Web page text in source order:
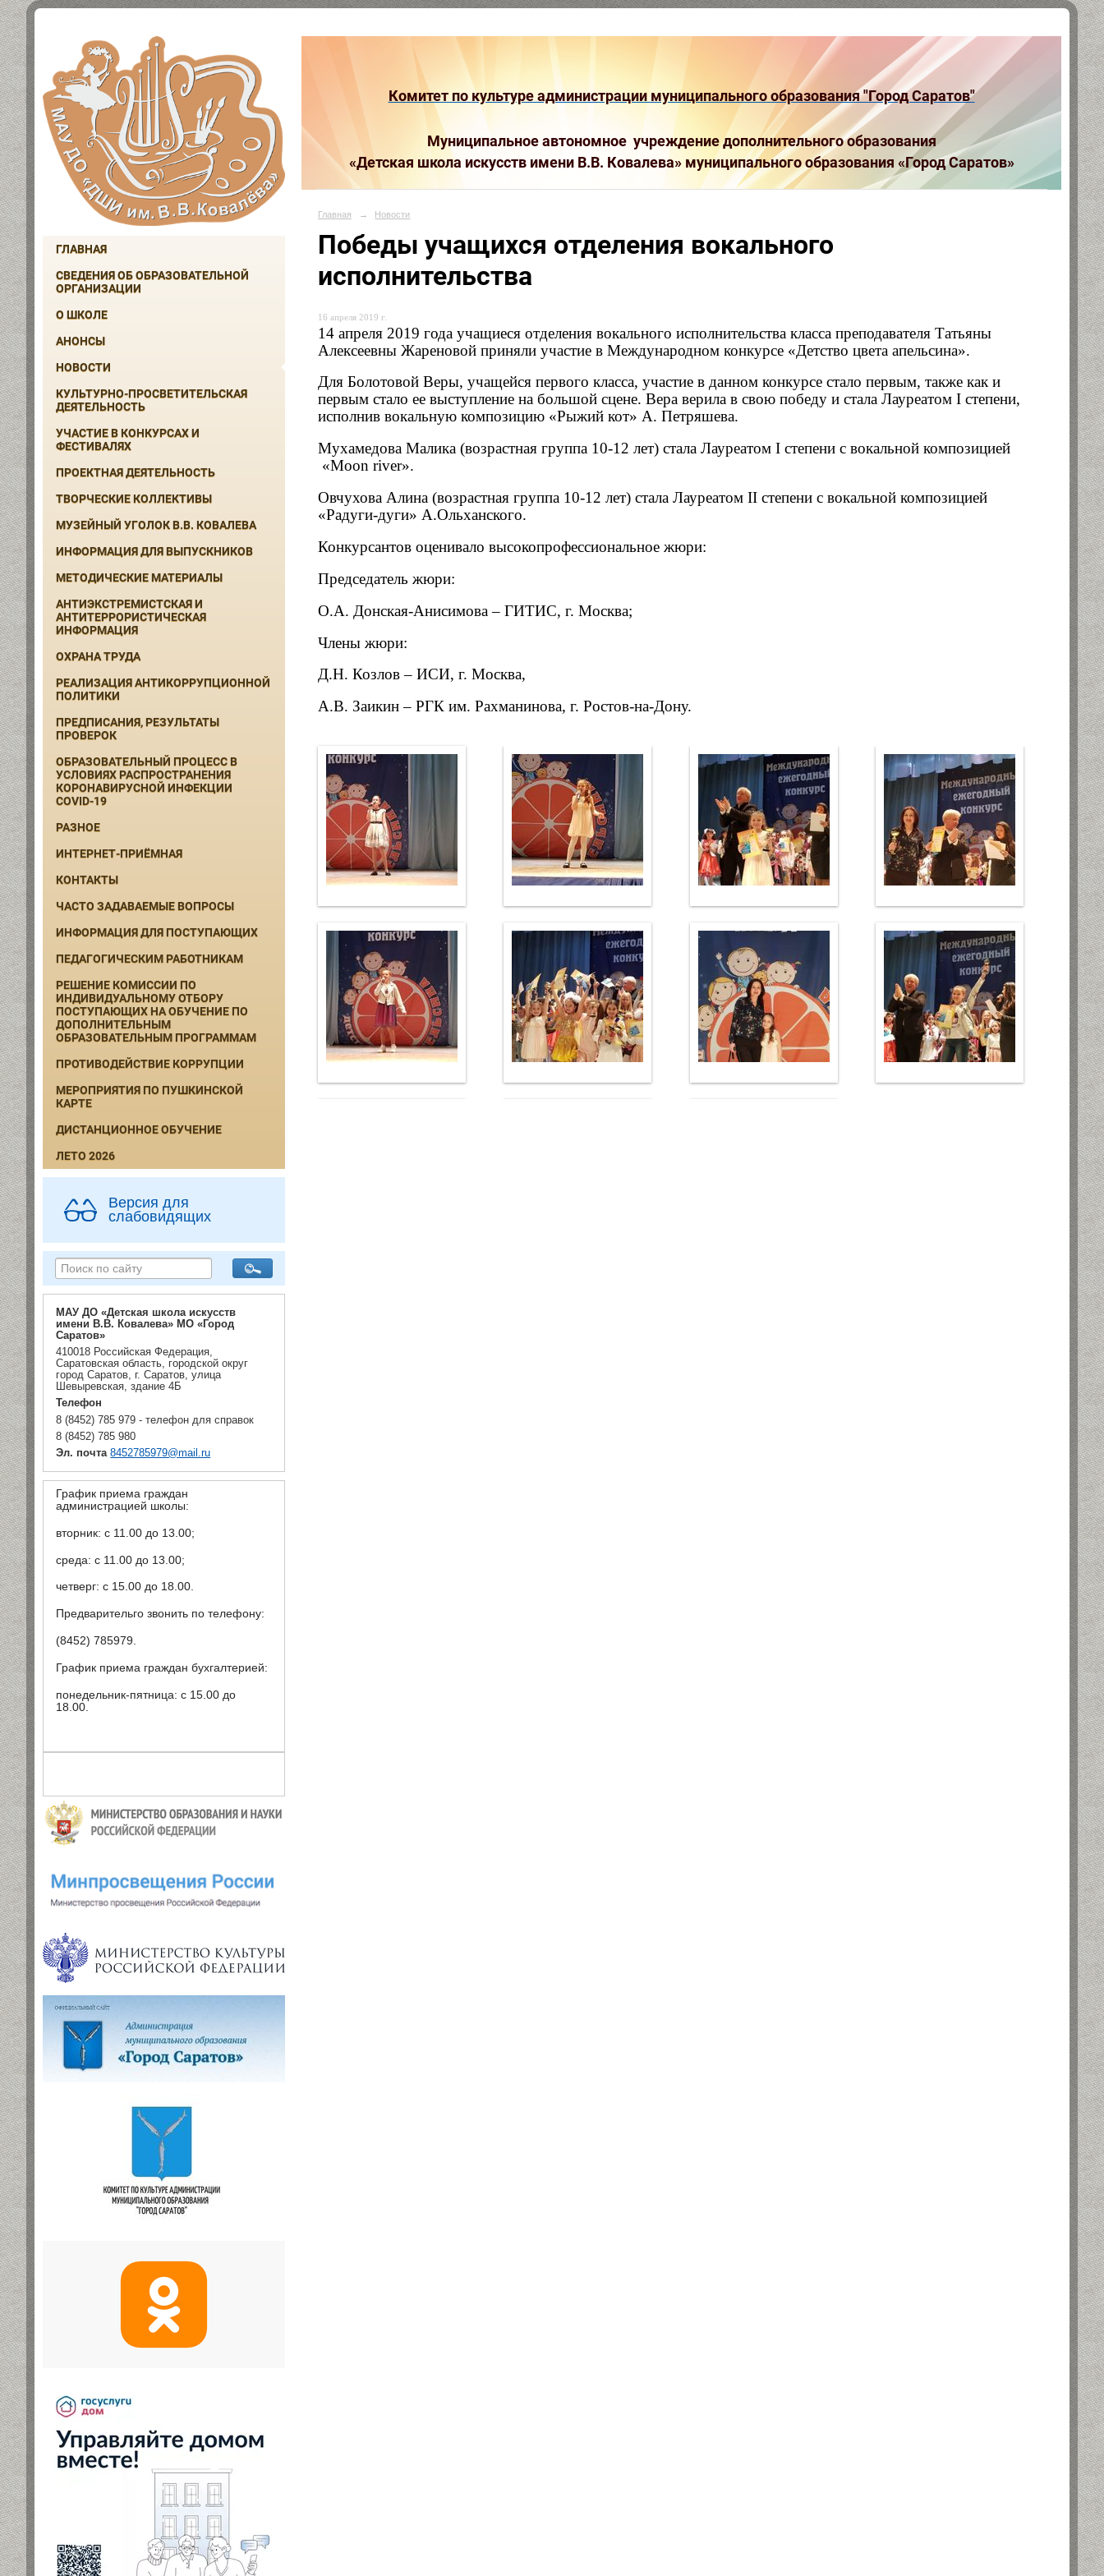
ГЛАВНАЯ
СВЕДЕНИЯ ОБ ОБРАЗОВАТЕЛЬНОЙ
ОРГАНИЗАЦИИ
О ШКОЛЕ
АНОНСЫ
НОВОСТИ
КУЛЬТУРНО-ПРОСВЕТИТЕЛЬСКАЯ
ДЕЯТЕЛЬНОСТЬ
УЧАСТИЕ В КОНКУРСАХ И
ФЕСТИВАЛЯХ
ПРОЕКТНАЯ ДЕЯТЕЛЬНОСТЬ
ТВОРЧЕСКИЕ КОЛЛЕКТИВЫ
МУЗЕЙНЫЙ УГОЛОК В.В. КОВАЛЕВА
ИНФОРМАЦИЯ ДЛЯ ВЫПУСКНИКОВ
МЕТОДИЧЕСКИЕ МАТЕРИАЛЫ
АНТИЭКСТРЕМИСТСКАЯ И
АНТИТЕРРОРИСТИЧЕСКАЯ
ИНФОРМАЦИЯ
ОХРАНА ТРУДА
РЕАЛИЗАЦИЯ АНТИКОРРУПЦИОННОЙ
ПОЛИТИКИ
ПРЕДПИСАНИЯ, РЕЗУЛЬТАТЫ
ПРОВЕРОК
ОБРАЗОВАТЕЛЬНЫЙ ПРОЦЕСС В
УСЛОВИЯХ РАСПРОСТРАНЕНИЯ
КОРОНАВИРУСНОЙ ИНФЕКЦИИ
COVID-19
РАЗНОЕ
ИНТЕРНЕТ-ПРИЁМНАЯ
КОНТАКТЫ
ЧАСТО ЗАДАВАЕМЫЕ ВОПРОСЫ
ИНФОРМАЦИЯ ДЛЯ ПОСТУПАЮЩИХ
ПЕДАГОГИЧЕСКИМ РАБОТНИКАМ
РЕШЕНИЕ КОМИССИИ ПО
ИНДИВИДУАЛЬНОМУ ОТБОРУ
ПОСТУПАЮЩИХ НА ОБУЧЕНИЕ ПО
ДОПОЛНИТЕЛЬНЫМ
ОБРАЗОВАТЕЛЬНЫМ ПРОГРАММАМ
ПРОТИВОДЕЙСТВИЕ КОРРУПЦИИ
МЕРОПРИЯТИЯ ПО ПУШКИНСКОЙ
КАРТЕ
ДИСТАНЦИОННОЕ ОБУЧЕНИЕ
ЛЕТО 2026
Версия для
слабовидящих
МАУ ДО «Детская школа искусств
имени В.В. Ковалева» МО «Город
Саратов»
410018 Российская Федерация,
Саратовская область, городской округ
город Саратов, г. Саратов, улица
Шевыревская, здание 4Б
Телефон
8 (8452) 785 979 - телефон для справок
8 (8452) 785 980
Эл. почта 8452785979@mail.ru
График приема граждан
администрацией школы:
вторник: с 11.00 до 13.00;
среда: с 11.00 до 13.00;
четверг: с 15.00 до 18.00.
Предварительго звонить по телефону:
(8452) 785979.
График приема граждан бухгалтерией:
понедельник-пятница: с 15.00 до
18.00.
Комитет по культуре администрации муниципального образования "Город Саратов"
Муниципальное автономное учреждение дополнительного образования
«Детская школа искусств имени В.В. Ковалева» муниципального образования «Город Саратов»
Главная → Новости
Победы учащихся отделения вокального
исполнительства
16 апреля 2019 г.
14 апреля 2019 года учащиеся отделения вокального исполнительства класса преподавателя Татьяны
Алексеевны Жареновой приняли участие в Международном конкурсе «Детство цвета апельсина».
Для Болотовой Веры, учащейся первого класса, участие в данном конкурсе стало первым, также как и
первым стало ее выступление на большой сцене. Вера верила в свою победу и стала Лауреатом I степени,
исполнив вокальную композицию «Рыжий кот» А. Петряшева.
Мухамедова Малика (возрастная группа 10-12 лет) стала Лауреатом I степени с вокальной композицией
«Moon river».
Овчухова Алина (возрастная группа 10-12 лет) стала Лауреатом II степени с вокальной композицией
«Радуги-дуги» А.Ольханского.
Конкурсантов оценивало высокопрофессиональное жюри:
Председатель жюри:
О.А. Донская-Анисимова – ГИТИС, г. Москва;
Члены жюри:
Д.Н. Козлов – ИСИ, г. Москва,
А.В. Заикин – РГК им. Рахманинова, г. Ростов-на-Дону.